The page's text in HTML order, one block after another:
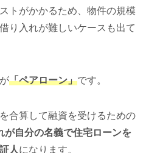
トがかかるため、物件の規模
り入れが難しいケースも出て
「ペアローン」です。
合算して融資を受けるための
が自分の名義で住宅ローンを
人になります。